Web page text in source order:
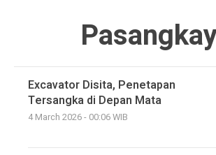
Excavator Disita, Penetapan
Tersangka di Depan Mata
4 March 2026 - 00:06 WIB